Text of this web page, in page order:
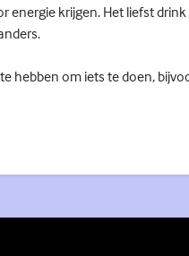
krijgen. Het liefst
hebben om iets te doen,